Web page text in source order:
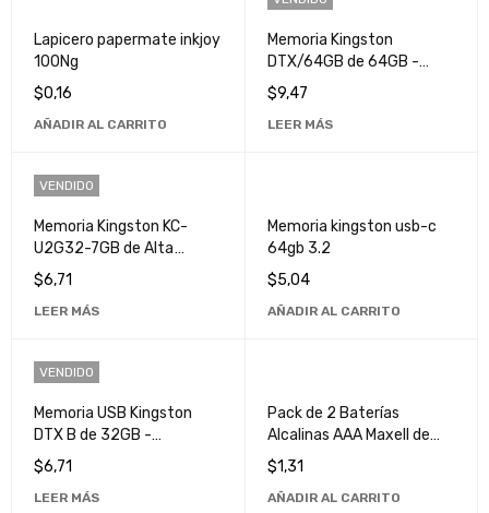
Lapicero papermate inkjoy
100Ng
$0,16
AÑADIR AL CARRITO
Memoria Kingston
DTX/64GB de 64GB -
Almacenamiento de Alta
Velocidad y Rendimiento
Superior
$9,47
LEER MÁS
VENDIDO
Memoria Kingston KC-
U2G32-7GB de Alta
Velocidad para Mejorar el
Rendimiento de tu
Computadora
$6,71
LEER MÁS
Memoria kingston usb-c
64gb 3.2
$5,04
AÑADIR AL CARRITO
VENDIDO
Memoria USB Kingston
DTX B de 32GB -
Almacenamiento Portátil
y Seguro
$6,71
LEER MÁS
Pack de 2 Baterías
Alcalinas AAA Maxell de
Alta Duración
$1,31
AÑADIR AL CARRITO